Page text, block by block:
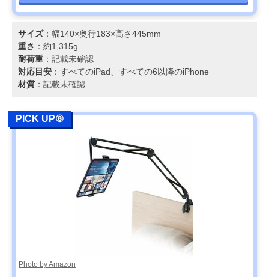
サイズ：幅140×奥行183×高さ445mm
重さ ：約1,315g
耐荷重 ：記載未確認
対応目安 ：すべてのiPad、すべての6以降のiPhone
材質 ：記載未確認
PICK UP⑧
Photo by Amazon